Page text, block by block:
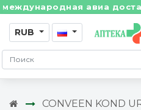
авиа
RUB
CONVEEN KOND